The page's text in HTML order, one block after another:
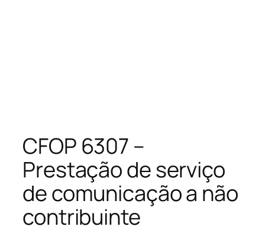
CFOP 6307 –
Prestação de serviço
de comunicação a não
contribuinte